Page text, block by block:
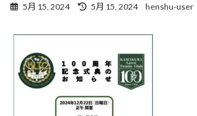
5月 15, 2024
最
時
:
5月 15, 2024 henshu-user